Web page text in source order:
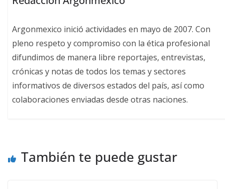
Argonmexico inició actividades en mayo de 2007. Con
pleno respeto y compromiso con la ética profesional
difundimos de manera libre reportajes, entrevistas,
crónicas y notas de todos los temas y sectores
informativos de diversos estados del país, así como
colaboraciones enviadas desde otras naciones.
También te puede gustar